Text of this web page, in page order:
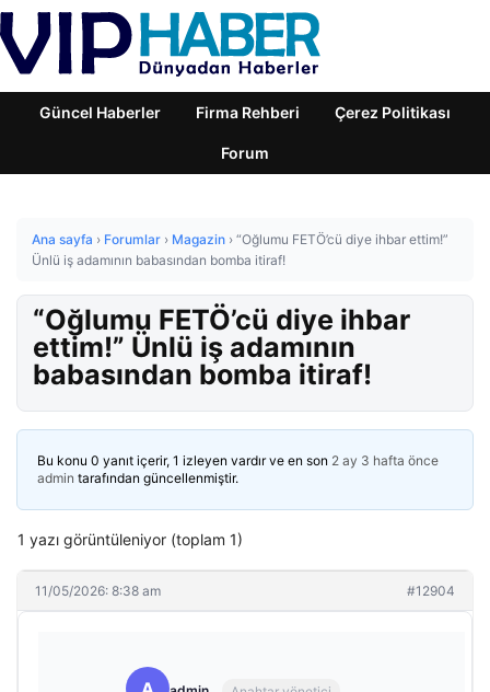
Güncel Haberler Firma Rehberi Çerez Politikası
Forum
Ana sayfa › Forumlar › Magazin › “Oğlumu FETÖ’cü diye ihbar ettim!”
Ünlü iş adamının babasından bomba itiraf!
“Oğlumu FETÖ’cü diye ihbar
ettim!” Ünlü iş adamının
babasından bomba itiraf!
Bu konu 0 yanıt içerir, 1 izleyen vardır ve en son 2 ay 3 hafta önce
admin tarafından güncellenmiştir.
1 yazı görüntüleniyor (toplam 1)
11/05/2026: 8:38 am #12904